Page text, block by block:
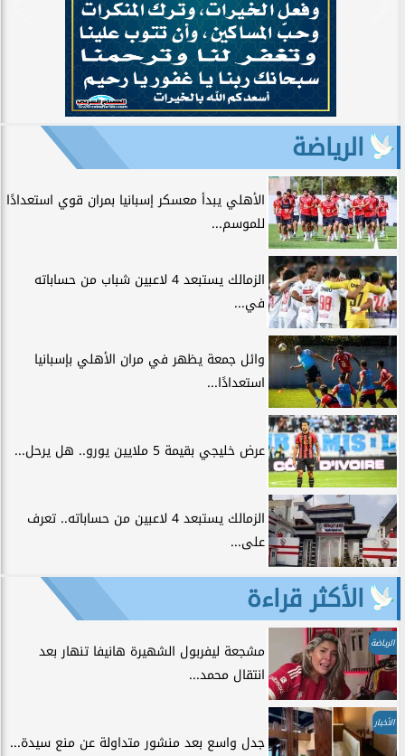
الرياضة
الأهلي يبدأ معسكر إسبانيا بمران قوي استعدادًا
للموسم...
الزمالك يستبعد 4 لاعبين شباب من حساباته
في...
وائل جمعة يظهر في مران الأهلي بإسبانيا
استعدادًا...
عرض خليجي بقيمة 5 ملايين يورو.. هل يرحل...
الزمالك يستبعد 4 لاعبين من حساباته.. تعرف
على...
الأكثر قراءة
الرياضة
مشجعة ليفربول الشهيرة هانيفا تنهار بعد
انتقال محمد...
الأخبار
جدل واسع بعد منشور متداولة عن منع سيدة...